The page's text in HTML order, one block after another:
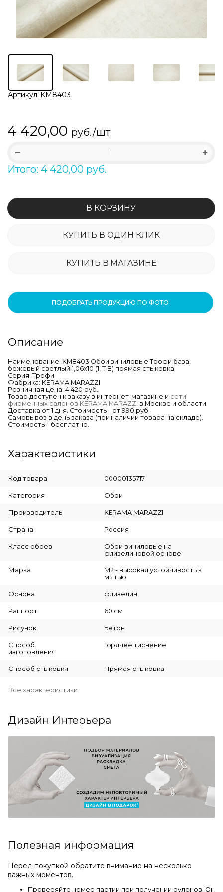
Артикул: KM8403
4 420,00 руб./шт.
Итого: 4 420,00 руб.
В КОРЗИНУ
КУПИТЬ В ОДИН КЛИК
КУПИТЬ В МАГАЗИНЕ
ПОДОБРАТЬ ПРОДУКЦИЮ ПО ФОТО
Описание
Наименование: KM8403 Обои виниловые Трофи база,
бежевый светлый 1,06х10 (1, Т B) прямая стыковка
Серия: Трофи
Фабрика: KERAMA MARAZZI
Розничная цена: 4 420 руб.
Товар доступен к заказу в интернет-магазине и сети
фирменных салонов KERAMA MARAZZI в Москве и области.
Доставка от 1 дня. Стоимость – от 990 руб.
Самовывоз в день заказа (при наличии товара на складе).
Стоимость – бесплатно.
Характеристики
Код товара 00000135717
Категория Обои
Производитель KERAMA MARAZZI
Страна Россия
Класс обоев
Обои виниловые на
флизелиновой основе
Марка
М2 - высокая устойчивость к
мытью
Основа флизелин
Раппорт 60 см
Рисунок Бетон
Способ
изготовления
Горячее тиснение
Способ стыковки Прямая стыковка
Все характеристики
Дизайн Интерьера
Полезная информация
Перед покупкой обратите внимание на несколько
важных моментов.
Проверяйте номер партии при получении рулонов. Он